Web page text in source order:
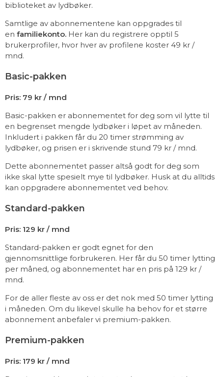
biblioteket av lydbøker.
Samtlige av abonnementene kan oppgrades til
en familiekonto. Her kan du registrere opptil 5
brukerprofiler, hvor hver av profilene koster 49 kr /
mnd.
Basic-pakken
Pris: 79 kr / mnd
Basic-pakken er abonnementet for deg som vil lytte til
en begrenset mengde lydbøker i løpet av måneden.
Inkludert i pakken får du 20 timer strømming av
lydbøker, og prisen er i skrivende stund 79 kr / mnd.
Dette abonnementet passer altså godt for deg som
ikke skal lytte spesielt mye til lydbøker. Husk at du alltids
kan oppgradere abonnementet ved behov.
Standard-pakken
Pris: 129 kr / mnd
Standard-pakken er godt egnet for den
gjennomsnittlige forbrukeren. Her får du 50 timer lytting
per måned, og abonnementet har en pris på 129 kr /
mnd.
For de aller fleste av oss er det nok med 50 timer lytting
i måneden. Om du likevel skulle ha behov for et større
abonnement anbefaler vi premium-pakken.
Premium-pakken
Pris: 179 kr / mnd